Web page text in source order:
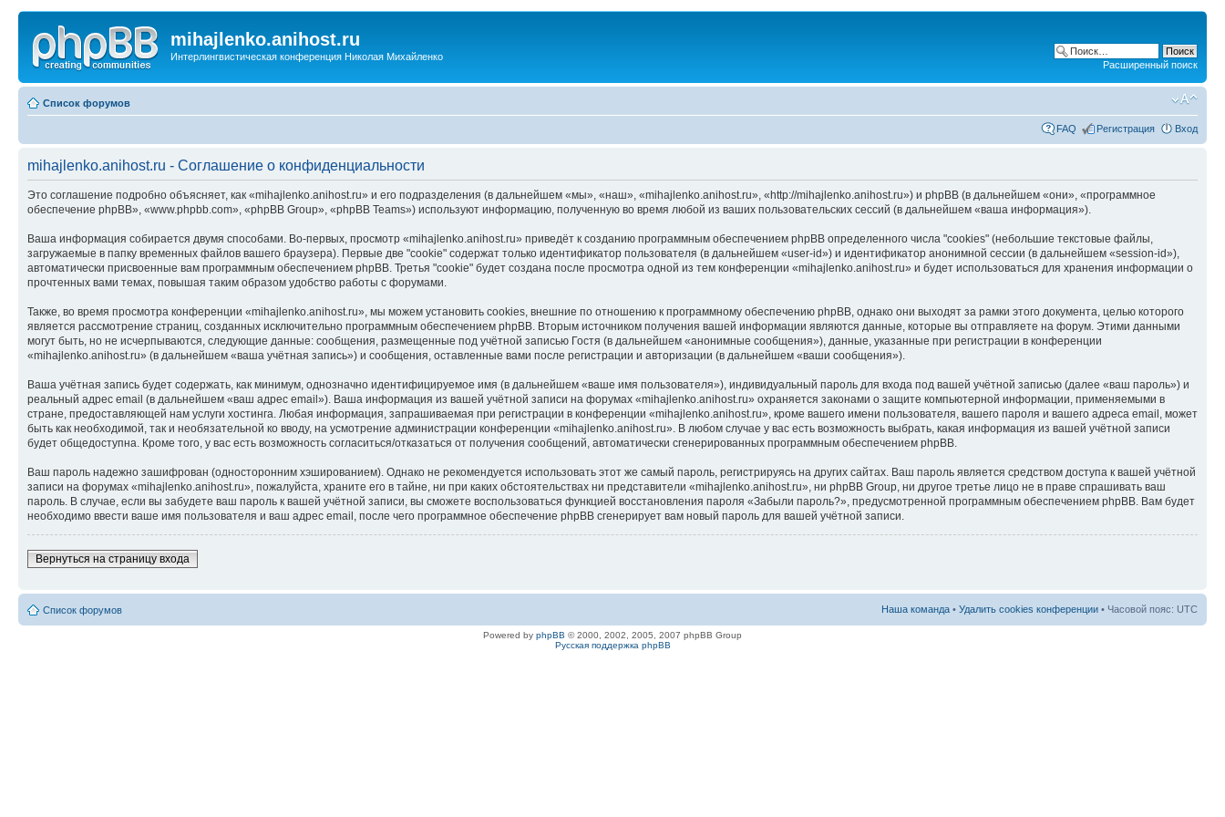
mihajlenko.anihost.ru
Интерлингвистическая конференция Николая Михайленко
Расширенный поиск
Список форумов
FAQ Регистрация Вход
mihajlenko.anihost.ru - Соглашение о конфиденциальности
Это соглашение подробно объясняет, как «mihajlenko.anihost.ru» и его подразделения (в дальнейшем «мы», «наш», «mihajlenko.anihost.ru», «http://mihajlenko.anihost.ru») и phpBB (в дальнейшем «они», «программное
обеспечение phpBB», «www.phpbb.com», «phpBB Group», «phpBB Teams») используют информацию, полученную во время любой из ваших пользовательских сессий (в дальнейшем «ваша информация»).
Ваша информация собирается двумя способами. Во-первых, просмотр «mihajlenko.anihost.ru» приведёт к созданию программным обеспечением phpBB определенного числа "cookies" (небольшие текстовые файлы,
загружаемые в папку временных файлов вашего браузера). Первые две "cookie" содержат только идентификатор пользователя (в дальнейшем «user-id») и идентификатор анонимной сессии (в дальнейшем «session-id»),
автоматически присвоенные вам программным обеспечением phpBB. Третья "cookie" будет создана после просмотра одной из тем конференции «mihajlenko.anihost.ru» и будет использоваться для хранения информации о
прочтенных вами темах, повышая таким образом удобство работы с форумами.
Также, во время просмотра конференции «mihajlenko.anihost.ru», мы можем установить cookies, внешние по отношению к программному обеспечению phpBB, однако они выходят за рамки этого документа, целью которого
является рассмотрение страниц, созданных исключительно программным обеспечением phpBB. Вторым источником получения вашей информации являются данные, которые вы отправляете на форум. Этими данными
могут быть, но не исчерпываются, следующие данные: сообщения, размещенные под учётной записью Гостя (в дальнейшем «анонимные сообщения»), данные, указанные при регистрации в конференции
«mihajlenko.anihost.ru» (в дальнейшем «ваша учётная запись») и сообщения, оставленные вами после регистрации и авторизации (в дальнейшем «ваши сообщения»).
Ваша учётная запись будет содержать, как минимум, однозначно идентифицируемое имя (в дальнейшем «ваше имя пользователя»), индивидуальный пароль для входа под вашей учётной записью (далее «ваш пароль») и
реальный адрес email (в дальнейшем «ваш адрес email»). Ваша информация из вашей учётной записи на форумах «mihajlenko.anihost.ru» охраняется законами о защите компьютерной информации, применяемыми в
стране, предоставляющей нам услуги хостинга. Любая информация, запрашиваемая при регистрации в конференции «mihajlenko.anihost.ru», кроме вашего имени пользователя, вашего пароля и вашего адреса email, может
быть как необходимой, так и необязательной ко вводу, на усмотрение администрации конференции «mihajlenko.anihost.ru». В любом случае у вас есть возможность выбрать, какая информация из вашей учётной записи
будет общедоступна. Кроме того, у вас есть возможность согласиться/отказаться от получения сообщений, автоматически сгенерированных программным обеспечением phpBB.
Ваш пароль надежно зашифрован (односторонним хэшированием). Однако не рекомендуется использовать этот же самый пароль, регистрируясь на других сайтах. Ваш пароль является средством доступа к вашей учётной
записи на форумах «mihajlenko.anihost.ru», пожалуйста, храните его в тайне, ни при каких обстоятельствах ни представители «mihajlenko.anihost.ru», ни phpBB Group, ни другое третье лицо не в праве спрашивать ваш
пароль. В случае, если вы забудете ваш пароль к вашей учётной записи, вы сможете воспользоваться функцией восстановления пароля «Забыли пароль?», предусмотренной программным обеспечением phpBB. Вам будет
необходимо ввести ваше имя пользователя и ваш адрес email, после чего программное обеспечение phpBB сгенерирует вам новый пароль для вашей учётной записи.
Вернуться на страницу входа
Список форумов Наша команда • Удалить cookies конференции • Часовой пояс: UTC
Powered by phpBB © 2000, 2002, 2005, 2007 phpBB Group
Русская поддержка phpBB